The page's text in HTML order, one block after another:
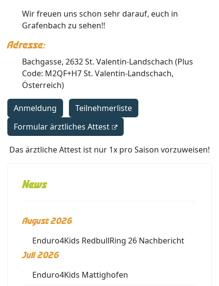
Wir freuen uns schon sehr darauf, euch in
Grafenbach zu sehen!!
Adresse:
Bachgasse, 2632 St. Valentin-Landschach (Plus
Code: M2QF+H7 St. Valentin-Landschach,
Österreich)
Anmeldung
Teilnehmerliste
Formular ärztliches Attest
Das ärztliche Attest ist nur 1x pro Saison vorzuweisen!
News
August 2026
Enduro4Kids RedbullRing 26 Nachbericht
Juli 2026
Enduro4Kids Mattighofen